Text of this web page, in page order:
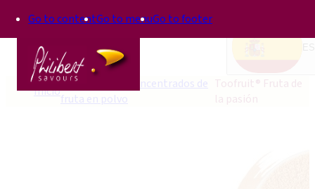
Go to contentGo to menuGo to footer
InicioToofruit®, los concentrados de
fruta en polvo
Toofruit® Fruta de
la pasión